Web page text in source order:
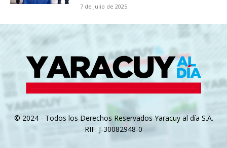
7 de julio de 2025
© 2024 - Todos los Derechos Reservados Yaracuy al día S.A.
RIF: J-30082948-0